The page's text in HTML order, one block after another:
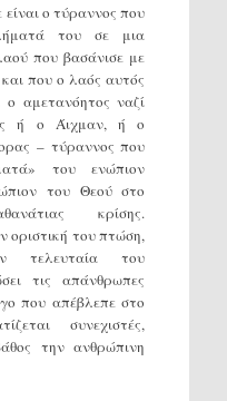
ο τύραννος που
του σε μια
που βασάνισε με
που ο λαός αυτός
ο αμετανόητος ναζί
ή ο Άιχμαν, ή ο
– τύραννος που
του ενώπιον
του Θεού στο
κρίσης.
οριστική του πτώση,
τελευταία του
τις απάνθρωπες
που απέβλεπε στο
συνεχιστές,
την ανθρώπινη